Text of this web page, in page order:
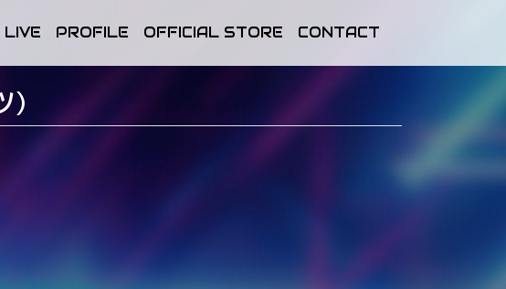
LIVE PROFILE OFFICIAL STORE CONTACT
)